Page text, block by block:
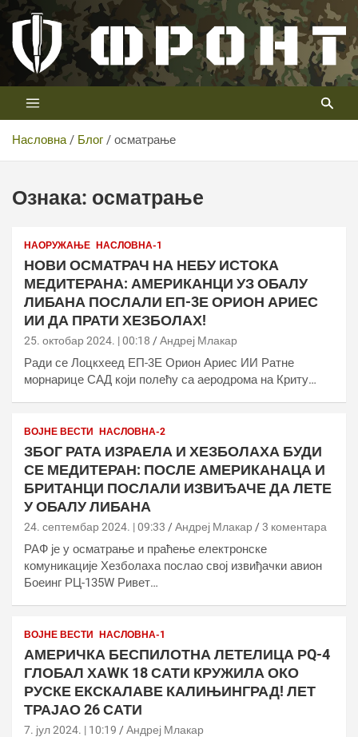
Скип
цонтент
Телевизија ФРОНТ
Први војни канал у Србији
Насловна Блог осматрање
Ознака: осматрање
НАОРУЖАЊЕ НАСЛОВНА-1
НОВИ ОСМАТРАЧ НА НЕБУ ИСТОКА
МЕДИТЕРАНА: АМЕРИКАНЦИ УЗ ОБАЛУ
ЛИБАНА ПОСЛАЛИ ЕП-3Е ОРИОН АРИЕС
ИИ ДА ПРАТИ ХЕЗБОЛАХ!
25. октобар 2024. | 00:18 Андреј Млакар
Ради се Лоцкхеед ЕП-3Е Орион Ариес ИИ Ратне
морнарице САД који полећу са аеродрома на Криту…
ВОЈНЕ ВЕСТИ НАСЛОВНА-2
ЗБОГ РАТА ИЗРАЕЛА И ХЕЗБОЛАХА БУДИ
СЕ МЕДИТЕРАН: ПОСЛЕ АМЕРИКАНАЦА И
БРИТАНЦИ ПОСЛАЛИ ИЗВИЂАЧЕ ДА ЛЕТЕ
У ОБАЛУ ЛИБАНА
24. септембар 2024. | 09:33 Андреј Млакар 3 коментара
РАФ је у осматрање и праћење електронске
комуникације Хезболаха послао свој извиђачки авион
Боеинг РЦ-135W Ривет…
ВОЈНЕ ВЕСТИ НАСЛОВНА-1
АМЕРИЧКА БЕСПИЛОТНА ЛЕТЕЛИЦА РQ-4
ГЛОБАЛ ХАWК 18 САТИ КРУЖИЛА ОКО
РУСКЕ ЕКСКАЛАВЕ КАЛИЊИНГРАД! ЛЕТ
ТРАЈАО 26 САТИ
7. јул 2024. | 10:19 Андреј Млакар